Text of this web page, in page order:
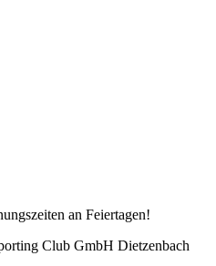
an Feiertagen!
Club GmbH Dietzenbach